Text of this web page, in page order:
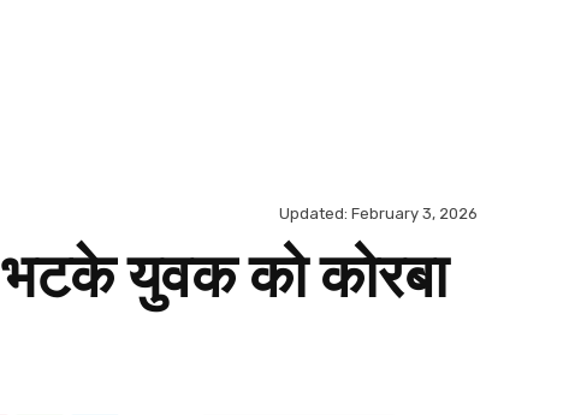
Updated: February 3, 2026
भटके युवक को कोरबा